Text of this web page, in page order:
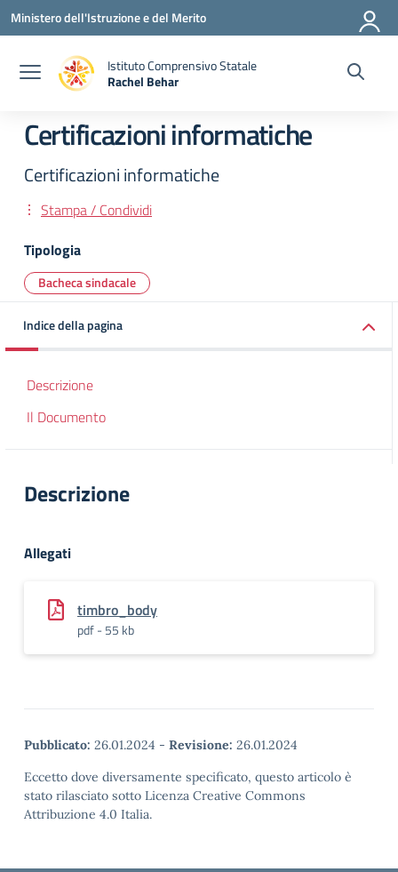
Vai ai contenuti
Vai al menu di navigazione
Vai al footer
Ministero dell'Istruzione e del Merito
Istituto Comprensivo Statale
Rachel Behar
Certificazioni informatiche
Certificazioni informatiche
Stampa / Condividi
Tipologia
Bacheca sindacale
Indice della pagina
Descrizione
Il Documento
Descrizione
Allegati
timbro_body
pdf - 55 kb
Pubblicato: 26.01.2024 - Revisione: 26.01.2024
Eccetto dove diversamente specificato, questo articolo è
stato rilasciato sotto Licenza Creative Commons
Attribuzione 4.0 Italia.